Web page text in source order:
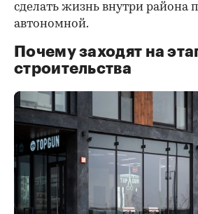
сделать жизнь внутри района
автономной.
Почему заходят на
строительства